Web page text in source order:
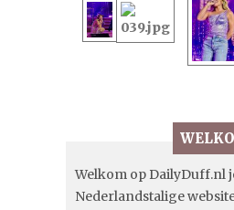
Welkom op DailyDuff.nl
Nederlandstalige